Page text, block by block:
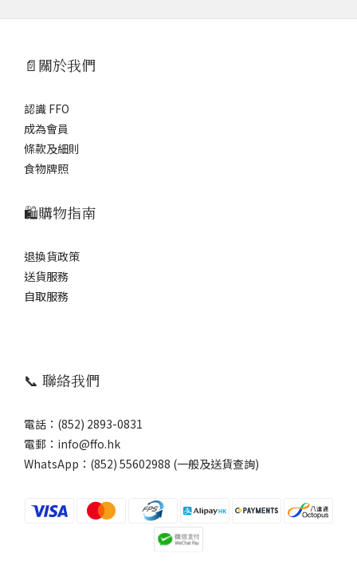
📄關於我們
認識 FFO
成為會員
條款及細則
食物牌照
🛍️購物指南
退換貨政策
送貨服務
自取服務
📞 聯絡我們
電話：(852) 2893-0831
電郵：info@ffo.hk
WhatsApp： (852) 55602988 (一般及送貨查詢)